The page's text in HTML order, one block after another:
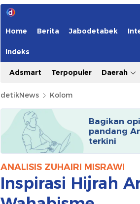
Home Berita Jabodetabek
Indeks
Adsmart Terpopuler Daerah
detikNews Kolom
Bagikan
pandang
terkini
ANALISIS ZUHAIRI MISRAWI
Inspirasi Hijrah